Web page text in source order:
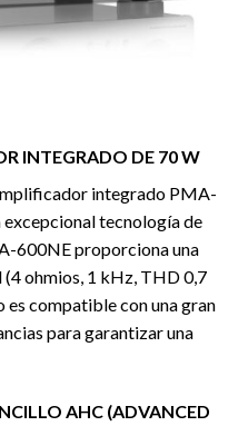
INTEGRADO DE 70 W
integrado PMA-
tecnología de
600NE proporciona una
ohmios, 1 kHz, THD 0,7
compatible con una gran
para garantizar una
AHC (ADVANCED